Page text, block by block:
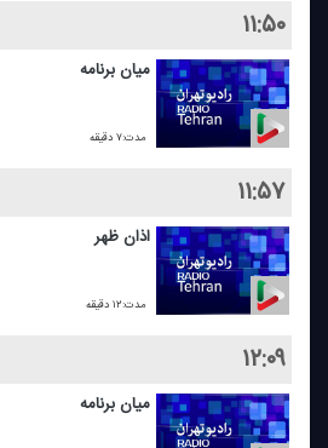
۱۱:۵۰
میان برنامه
مدت:۷ دقیقه
۱۱:۵۷
اذان ظهر
مدت:۱۲ دقیقه
۱۲:۰۹
میان برنامه